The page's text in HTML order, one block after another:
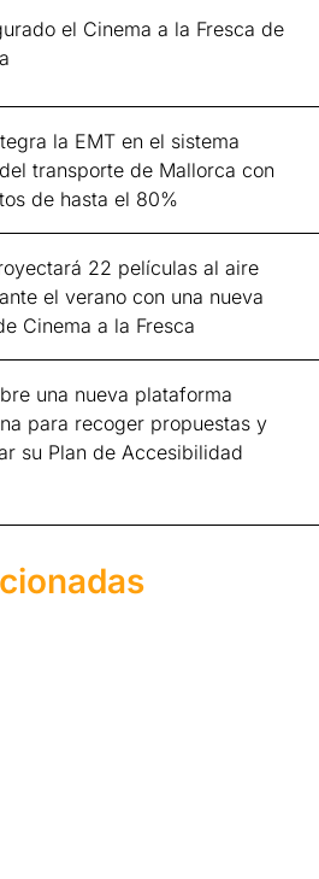
el Cinema a la Fresca de
la EMT en el sistema
transporte de Mallorca con
de hasta el 80%
22 películas al aire
el verano con una nueva
Cinema a la Fresca
una nueva plataforma
para recoger propuestas y
su Plan de Accesibilidad